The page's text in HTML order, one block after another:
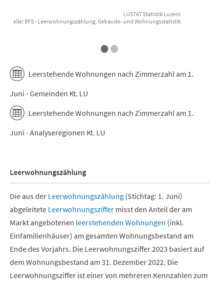
LUSTAT Statistik Luzern
BFS - Leerwohnungszählung, Gebäude- und Wohnungsstatistik
••
Leerstehende Wohnungen nach Zimmerzahl am 1.
Juni - Gemeinden Kt. LU
Leerstehende Wohnungen nach Zimmerzahl am 1.
Juni - Analyseregionen Kt. LU
Leerwohnungszählung
Die aus der Leerwohnungszählung (Stichtag: 1. Juni)
abgeleitete Leerwohnungsziffer misst den Anteil der am
Markt angebotenen leerstehenden Wohnungen (inkl.
Einfamilienhäuser) am gesamten Wohnungsbestand am
Ende des Vorjahrs. Die Leerwohnungsziffer 2023 basiert auf
dem Wohnungsbestand am 31. Dezember 2022. Die
Leerwohnungsziffer ist einer von mehreren Kennzahlen zum